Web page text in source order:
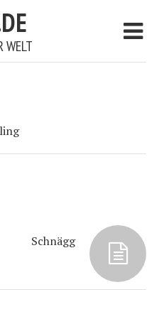
WELT
Schnägg